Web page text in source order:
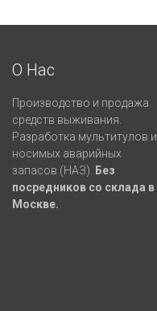
О Нас
Производство и продажа
средств выживания.
Разработка мультитулов и
носимых аварийных
запасов (НАЗ).
Без
посредников со склада в
Москве.